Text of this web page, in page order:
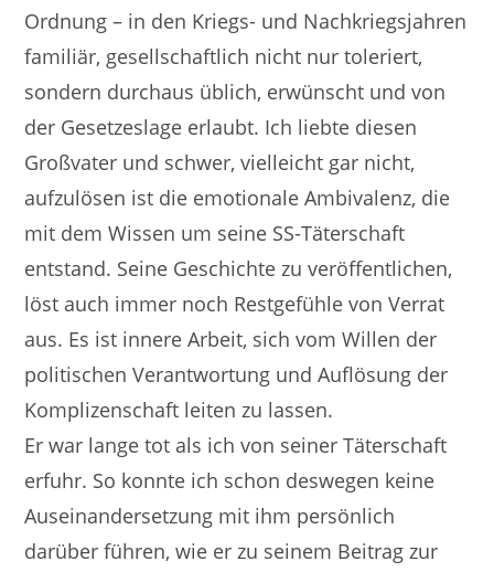
Ordnung – in den Kriegs- und Nachkriegsjahren
familiär, gesellschaftlich nicht nur toleriert,
sondern durchaus üblich, erwünscht und von
der Gesetzeslage erlaubt. Ich liebte diesen
Großvater und schwer, vielleicht gar nicht,
aufzulösen ist die emotionale Ambivalenz, die
mit dem Wissen um seine SS-Täterschaft
entstand. Seine Geschichte zu veröffentlichen,
löst auch immer noch Restgefühle von Verrat
aus. Es ist innere Arbeit, sich vom Willen der
politischen Verantwortung und Auflösung der
Komplizenschaft leiten zu lassen.
Er war lange tot als ich von seiner Täterschaft
erfuhr. So konnte ich schon deswegen keine
Auseinandersetzung mit ihm persönlich
darüber führen, wie er zu seinem Beitrag zur